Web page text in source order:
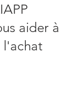
aider à
l'achat